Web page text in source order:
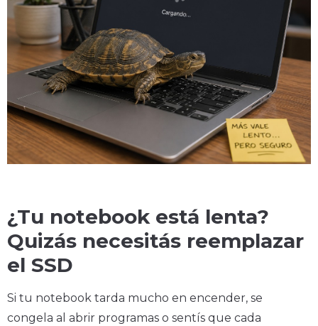
¿Tu notebook está lenta?
Quizás necesitás reemplazar
el SSD
Si tu notebook tarda mucho en encender, se
congela al abrir programas o sentís que cada